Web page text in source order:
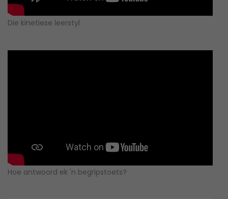
Die kinetiese leerstyl
Hoe antwoord ek 'n begripstoets?